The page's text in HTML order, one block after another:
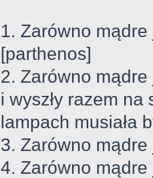
1. Zarówno
[parthenos]
2. Zarówno mądre
i wyszły razem
lampach musiała
3. Zarówno mądre
4. Zarówno mądre